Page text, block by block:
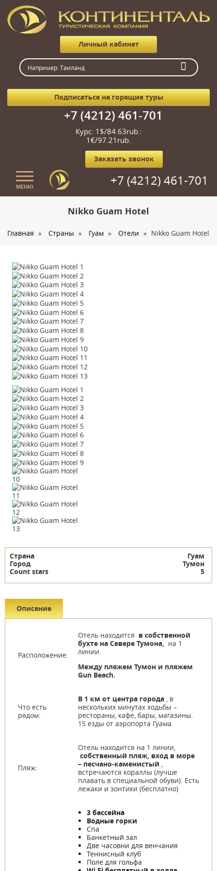
Личный кабинет
Подписаться на горящие туры
+7 (4212) 461-701
Курс: 1$/84.63rub.:
1€/97.21rub.
Заказать звонок
МЕНЮ +7 (4212) 461-701
Страны
Туристам
Корпоративное обслуживание
Новости
Контакты
Nikko Guam Hotel
Главная » Страны » Гуам » Отели » Nikko Guam Hotel
Страна
Гуам
Город
Тумон
Count stars
5
Описание
Расположение:
Отель находится в собственной
бухте на Севере Тумона,
на 1
линии.
Между пляжем Тумон и пляжем
Gun Beach.
Что есть
рядом:
В 1 км от центра города
, в
нескольких минутах ходьбы –
рестораны, кафе, бары, магазины.
15 езды от аэропорта Гуама.
Пляж:
Отель находится на 1 линии,
собственный пляж, вход в море
– песчано-каменистый
встречаются кораллы (лучше
плавать в специальной обуви). Есть
лежаки и зонтики (бесплатно)
3 бассейна
Водные горки
Спа
Банкетный зал
Две часовни для венчания
Теннисный клуб
Поле для гольфа